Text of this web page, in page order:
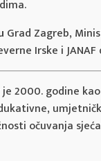
Grad Zagreb,
Irske i JANAF
2000. godine
očuvanja